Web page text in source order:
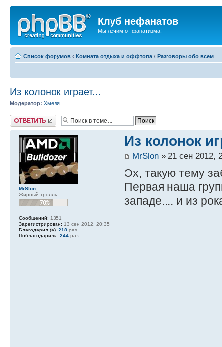
Клуб нефанатов
Мы лечим от фанатизма!
Список форумов ‹ Комната отдыха и оффтопа ‹ Разговоры обо всем
Из колонок играет...
Модератор: Хмеля
Ответить
Из колонок
MrSlon» 21 сен 2012,
Эх, такую тему
Первая наша
западе.... и из
MrSlon
Жирный тролль
Сообщений: 1351
Зарегистрирован: 13 сен 2012, 20:35
Благодарил (а): 218 раз.
Поблагодарили: 244 раз.